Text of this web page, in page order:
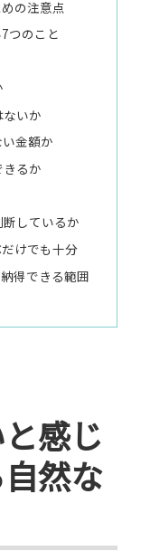
の注意点
つのこと
いか
金額か
るか
しているか
けでも十分
得できる範囲
感じ
然な